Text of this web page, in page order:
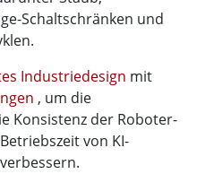
Schaltschränken und
Industriedesign mit
, um die
Konsistenz der Roboter-
von KI-